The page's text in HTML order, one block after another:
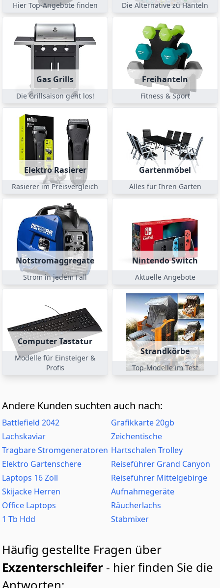
Hier Top-Angebote finden Die Alternative zu Hanteln
Gas Grills
Die Grillsaison geht los!
Freihanteln
Fitness & Sport
Elektro Rasierer
Rasierer im Preisvergleich
Gartenmöbel
Alles für Ihren Garten
Notstromaggregate
Strom in jedem Fall
Nintendo Switch
Aktuelle Angebote
Computer Tastatur
Modelle für Einsteiger &
Profis
Strandkörbe
Top-Modelle im Test
Andere Kunden suchten auch nach:
Battlefield 2042
Grafikkarte 20gb
Lachskaviar
Zeichentische
Tragbare Stromgeneratoren Hartschalen Trolley
Elektro Gartenschere
Reiseführer Grand Canyon
Laptops 16 Zoll
Reiseführer Mittelgebirge
Skijacke Herren
Aufnahmegeräte
Office Laptops
Räucherlachs
1 Tb Hdd
Stabmixer
Häufig gestellte Fragen über
Exzenterschleifer - hier finden Sie die